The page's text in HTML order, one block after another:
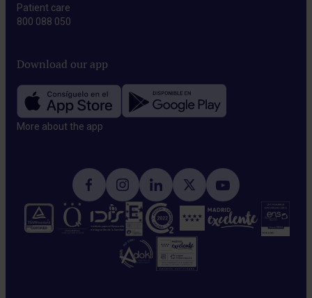
Patient care
800 088 050
Download our app
More about the app​